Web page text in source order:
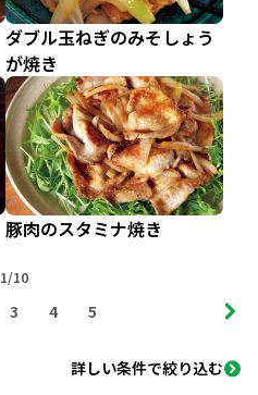
ダブル玉ねぎのみそしょう
が焼き
豚肉のスタミナ焼き
1/10
3 4 5
詳しい条件で絞り込む